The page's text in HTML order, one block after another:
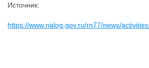
Источник:
https://www.nalog.gov.ru/rn77/news/